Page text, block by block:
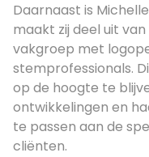
Daarnaast is
maakt zij deel uit
vakgroep met
stemprofessionals.
op de hoogte te
ontwikkelingen en
te passen aan de
cliënten.